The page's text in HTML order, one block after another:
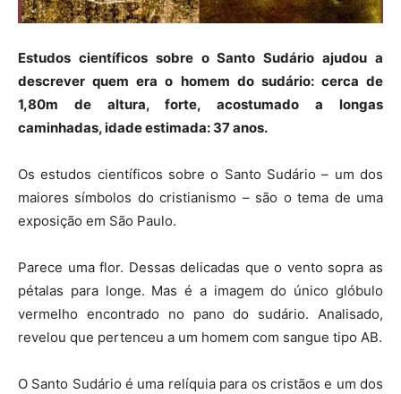
Estudos científicos sobre o Santo Sudário ajudou a
descrever quem era o homem do sudário: cerca de
1,80m de altura, forte, acostumado a longas
caminhadas, idade estimada: 37 anos.
Os estudos científicos sobre o Santo Sudário – um dos
maiores símbolos do cristianismo – são o tema de uma
exposição em São Paulo.
Parece uma flor. Dessas delicadas que o vento sopra as
pétalas para longe. Mas é a imagem do único glóbulo
vermelho encontrado no pano do sudário. Analisado,
revelou que pertenceu a um homem com sangue tipo AB.
O Santo Sudário é uma relíquia para os cristãos e um dos